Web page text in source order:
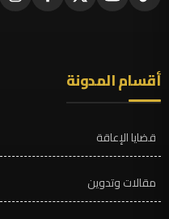
أقسام المدونة
قضايا الإعاقة
مقالات وتدوين